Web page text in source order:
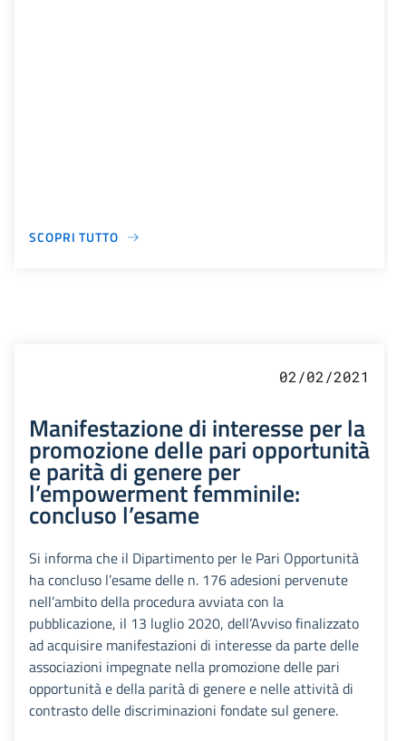
SCOPRI TUTTO
02/02/2021
Manifestazione di interesse per la
promozione delle pari opportunità
e parità di genere per
l’empowerment femminile:
concluso l’esame
Si informa che il Dipartimento per le Pari Opportunità
ha concluso l’esame delle n. 176 adesioni pervenute
nell’ambito della procedura avviata con la
pubblicazione, il 13 luglio 2020, dell’Avviso finalizzato
ad acquisire manifestazioni di interesse da parte delle
associazioni impegnate nella promozione delle pari
opportunità e della parità di genere e nelle attività di
contrasto delle discriminazioni fondate sul genere.